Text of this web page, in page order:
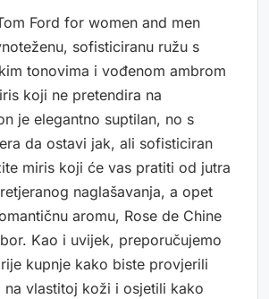
Ford for women and men
sofisticiranu ružu s
tonovima i vođenom ambrom
koji ne pretendira na
je elegantno suptilan, no s
da ostavi jak, ali sofisticiran
miris koji će vas pratiti od jutra
naglašavanja, a opet
aromu, Rose de Chine
Kao i uvijek, preporučujemo
kupnje kako biste provjerili
na vlastitoj koži i osjetili kako